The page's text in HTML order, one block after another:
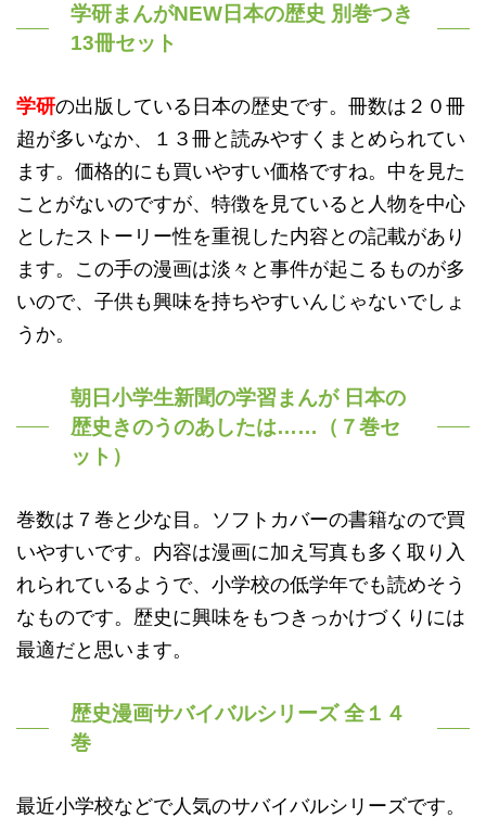
学研まんがNEW日本の歴史 別巻つき
13冊セット
学研の出版している日本の歴史です。冊数は２０冊
超が多いなか、１３冊と読みやすくまとめられてい
ます。価格的にも買いやすい価格ですね。中を見た
ことがないのですが、特徴を見ていると人物を中心
としたストーリー性を重視した内容との記載があり
ます。この手の漫画は淡々と事件が起こるものが多
いので、子供も興味を持ちやすいんじゃないでしょ
うか。
朝日小学生新聞の学習まんが 日本の
歴史きのうのあしたは……（７巻セ
ット）
巻数は７巻と少な目。ソフトカバーの書籍なので買
いやすいです。内容は漫画に加え写真も多く取り入
れられているようで、小学校の低学年でも読めそう
なものです。歴史に興味をもつきっかけづくりには
最適だと思います。
歴史漫画サバイバルシリーズ 全１４
巻
最近小学校などで人気のサバイバルシリーズです。